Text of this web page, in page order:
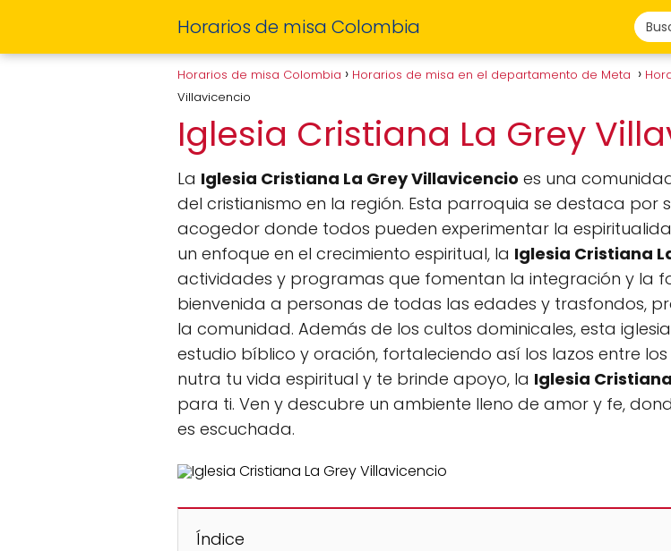
Horarios de misa Colombia
Horarios de misa Colombia Horarios de misa en el departamento de Meta
Villavicencio
Iglesia Cristiana La Grey
La Iglesia Cristiana La Grey Villavicencio es una
del cristianismo en la región. Esta parroquia se destaca por
acogedor donde todos pueden experimentar la
un enfoque en el crecimiento espiritual, la Iglesia Cristiana
actividades y programas que fomentan la integración y la
bienvenida a personas de todas las edades y trasfondos,
la comunidad. Además de los cultos dominicales, esta
estudio bíblico y oración, fortaleciendo así los lazos entre
nutra tu vida espiritual y te brinde apoyo, la Iglesia
para ti. Ven y descubre un ambiente lleno de amor y fe,
es escuchada.
Índice